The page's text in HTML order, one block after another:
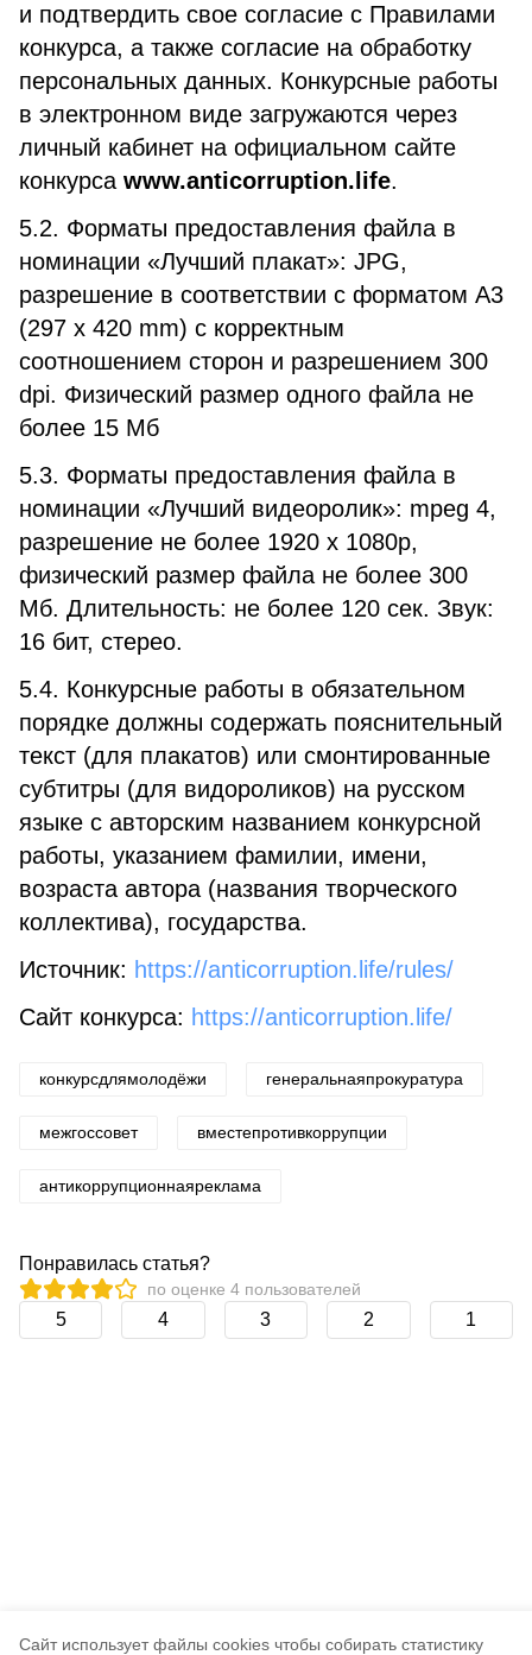
Cайт использует файлы cookies чтобы собирать статистику
и подтвердить свое согласие с Правилами
конкурса, а также согласие на обработку
персональных данных. Конкурсные работы
в электронном виде загружаются через
личный кабинет на официальном сайте
конкурса www.anticorruption.life.
5.2. Форматы предоставления файла в
номинации «Лучший плакат»: JPG,
разрешение в соответствии с форматом А3
(297 х 420 mm) с корректным
соотношением сторон и разрешением 300
dpi. Физический размер одного файла не
более 15 Мб
5.3. Форматы предоставления файла в
номинации «Лучший видеоролик»: mpeg 4,
разрешение не более 1920 х 1080р,
физический размер файла не более 300
Мб. Длительность: не более 120 сек. Звук:
16 бит, стерео.
5.4. Конкурсные работы в обязательном
порядке должны содержать пояснительный
текст (для плакатов) или смонтированные
субтитры (для видороликов) на русском
языке с авторским названием конкурсной
работы, указанием фамилии, имени,
возраста автора (названия творческого
коллектива), государства.
Источник: https://anticorruption.life/rules/
Сайт конкурса: https://anticorruption.life/
конкурсдлямолодёжи генеральнаяпрокуратура
межгоссовет вместепротивкоррупции
антикоррупционнаяреклама
Понравилась статья?
по оценке 4 пользователей
5 4 3 2 1